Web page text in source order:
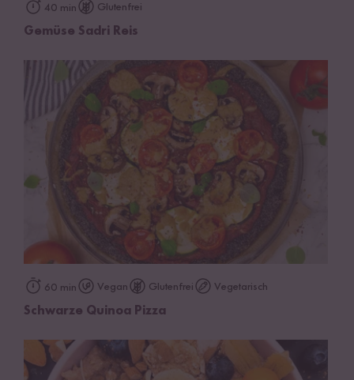
40 min Glutenfrei
Gemüse Sadri Reis
60 min Vegan Glutenfrei Vegetarisch
Schwarze Quinoa Pizza